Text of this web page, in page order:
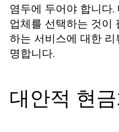
염두에 두어야 합니다
업체를 선택하는 것이
하는 서비스에 대한
명합니다.
대안적 현